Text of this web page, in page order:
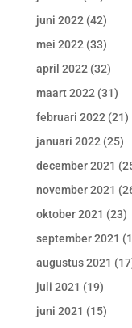
juni 2022(42)
mei 2022(33)
april 2022(32)
maart 2022(31)
februari 2022(21)
januari 2022(25)
december 2021
november 2021
oktober 2021 (23)
september 2021
augustus 2021
juli 2021 (19)
juni 2021 (15)